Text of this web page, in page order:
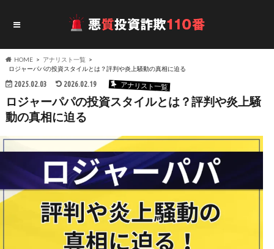
HOME
アナリスト一覧
ロジャーパパの投資スタイルとは？評判や炎上騒動の真相に迫る
2025.02.03 2026.02.19 アナリスト一覧
ロジャーパパの投資スタイルとは？評判や炎上騒
動の真相に迫る